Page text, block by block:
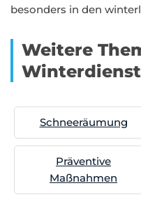
besonders in den
Weitere
Winterdienst
Schneeräumung
Präventive
Maßnahmen